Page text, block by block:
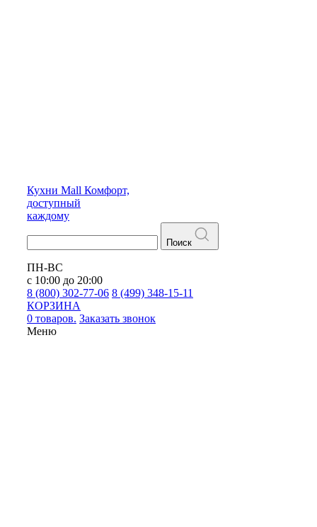
Кухни Mall Комфорт,
доступный
каждому
Поиск
ПН-ВС
с 10:00 до 20:00
8 (800) 302-77-06 8 (499) 348-15-11
КОРЗИНА
0 товаров. Заказать звонок
Меню